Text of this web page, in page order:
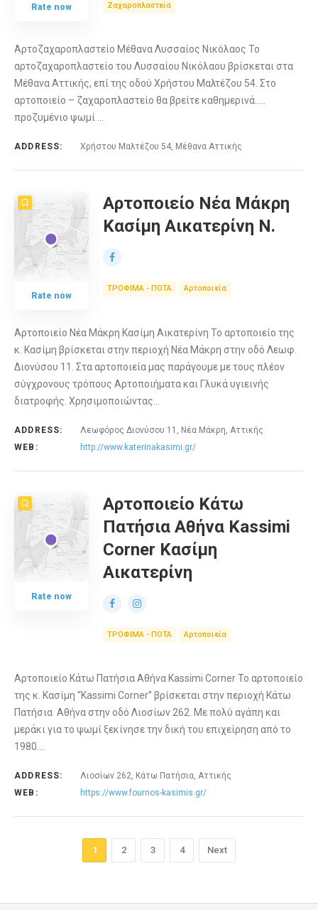
Rate now Ζαχαροπλαστεία
Αρτοζαχαροπλαστείο Μέθανα Λυσσαίος Νικόλαος Το
αρτοζαχαροπλαστείο του Λυσσαίου Νικόλαου βρίσκεται στα
Μέθανα Αττικής, επί της οδού Χρήστου Μαλτέζου 54. Στο
αρτοποιείο – ζαχαροπλαστείο θα βρείτε καθημερινά…..
προζυμένιο ψωμί …
ADDRESS: Χρήστου Μαλτέζου 54, Μέθανα Αττικής
Rate now
Αρτοποιείο Νέα Μάκρη
Κασίμη Αικατερίνη Ν.
ΤΡΟΦΙΜΑ - ΠΟΤΑ Αρτοποιεία
Αρτοποιείο Νέα Μάκρη Κασίμη Αικατερίνη Το αρτοποιείο της
κ. Κασίμη βρίσκεται στην περιοχή Νέα Μάκρη στην οδό Λεωφ.
Διονύσου 11. Στα αρτοποιεία μας παράγουμε με τους πλέον
σύγχρονους τρόπους Αρτοποιήματα και Γλυκά υγιεινής
διατροφής. Χρησιμοποιώντας…
ADDRESS:
Λεωφόρος Διονύσου 11, Νέα Μάκρη, Αττικής
WEB:
http://www.katerinakasimi.gr/
Rate now
Αρτοποιείο Κάτω
Πατήσια Αθήνα Kassimi
Corner Κασίμη
Αικατερίνη
ΤΡΟΦΙΜΑ - ΠΟΤΑ Αρτοποιεία
Αρτοποιείο Κάτω Πατήσια Αθήνα Kassimi Corner Το αρτοποιείο
της κ. Κασίμη “Kassimi Corner” βρίσκεται στην περιοχή Κάτω
Πατήσια Αθήνα στην οδό Λιοσίων 262. Με πολύ αγάπη και
μεράκι για το ψωμί ξεκίνησε την δική του επιχείρηση από το
1980.…
ADDRESS:
Λιοσίων 262, Κάτω Πατήσια, Αττικής
WEB:
https://www.fournos-kasimis.gr/
1 2 3 4 Next